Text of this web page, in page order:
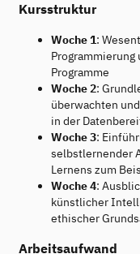
Kursstruktur
Woche 1:
Programme
Woche 2:
überwachten
in der
Woche 3:
selbstlernender
Lernens zum
Woche 4:
künstlicher
ethischer
Arbeitsaufwand